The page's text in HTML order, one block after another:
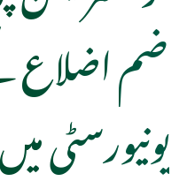
ضم اضلاع
یونیورسٹی